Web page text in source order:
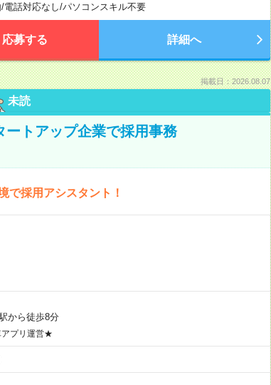
/電話対応なし/パソコンスキル不要
応募する 詳細へ
掲載日：2026.08.07
未読
トアップ企業で採用事務
で採用アシスタント！
から徒歩8分
アプリ運営★